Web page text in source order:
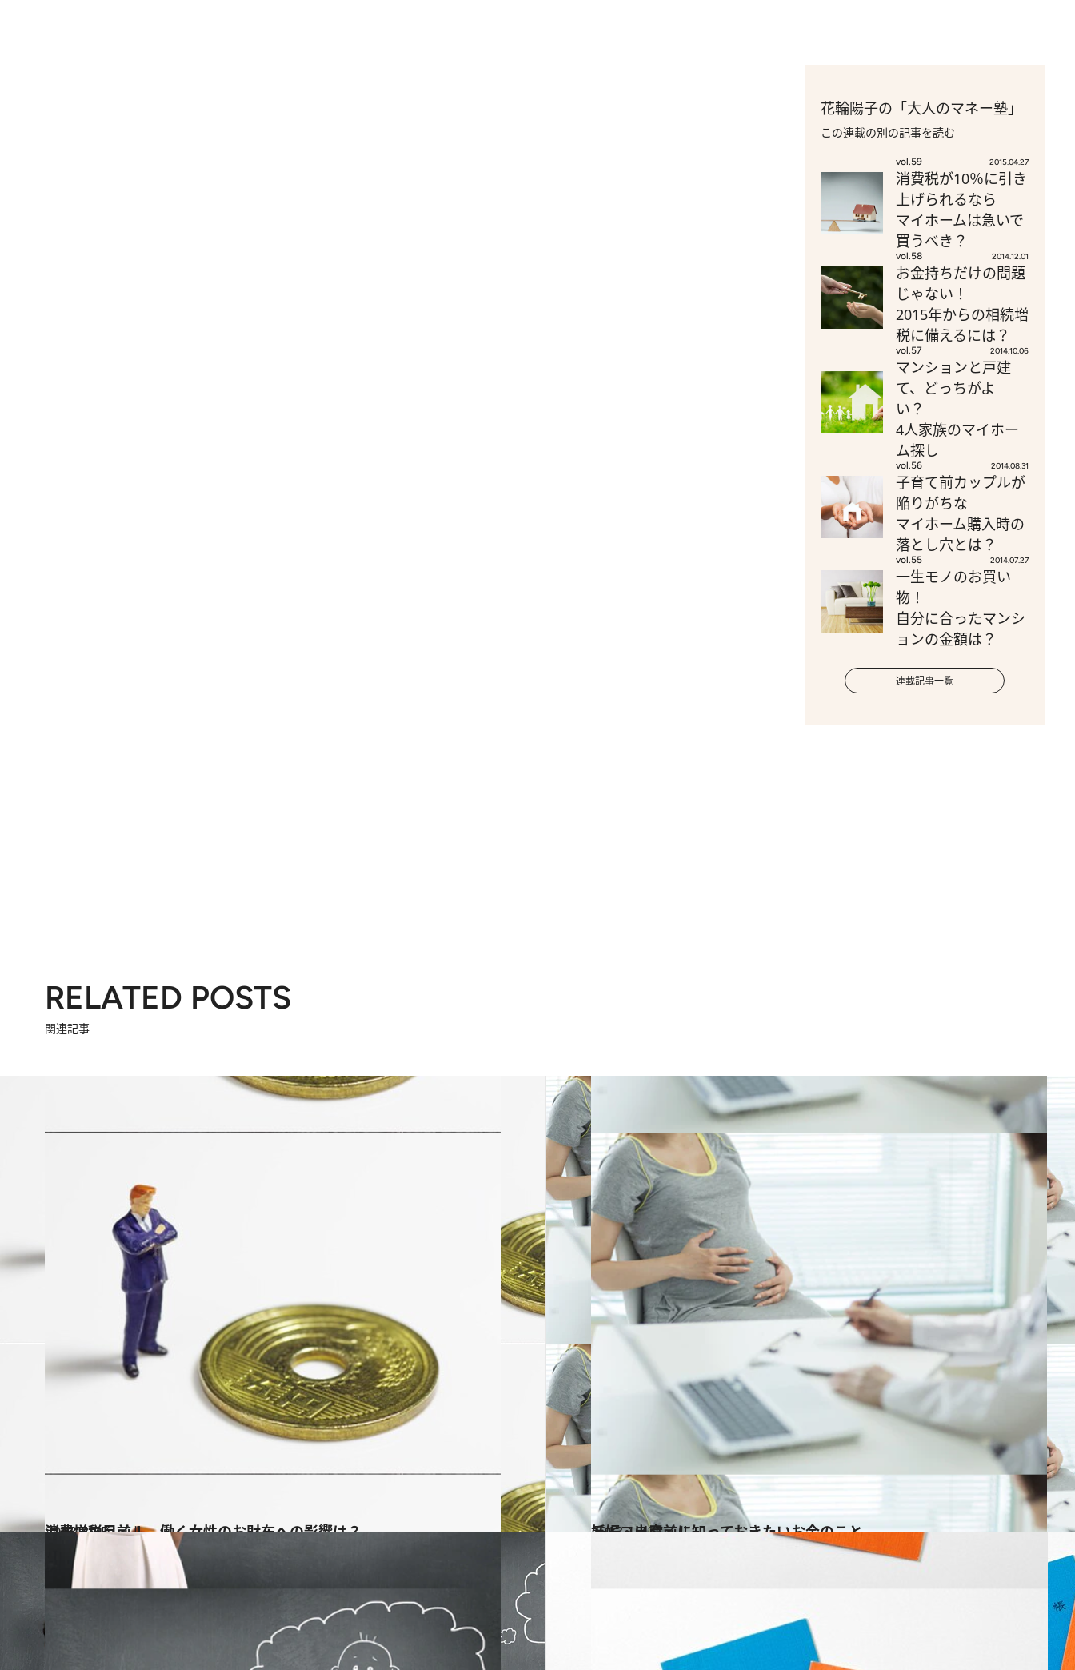
花輪陽子の「大人のマネー塾」
この連載の別の記事を読む
vol.59 2015.04.27
消費税が10％に引き
上げられるなら
マイホームは急いで
買うべき？
vol.58 2014.12.01
お金持ちだけの問題
じゃない！
2015年からの相続増
税に備えるには？
vol.57 2014.10.06
マンションと戸建
て、どっちがよ
い？
4人家族のマイホー
ム探し
vol.56 2014.08.31
子育て前カップルが
陥りがちな
マイホーム購入時の
落とし穴とは？
vol.55 2014.07.27
一生モノのお買い
物！
自分に合ったマンシ
ョンの金額は？
連載記事一覧
RELATED POSTS
関連記事
2013.8.25
消費増税目前！ 働く女性のお財布への影響は？
ライフスタイル 2013.10.27
妊娠・出産前に知っておきたいお金のこと
ライフスタイル